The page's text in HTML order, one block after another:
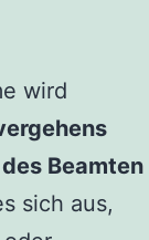
wird
Beamten
sich aus,